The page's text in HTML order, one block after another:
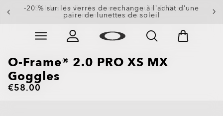
-20 % sur les verres de rechange à l’achat d’une
paire de lunettes de soleil
Slide 3 of 3. -20 % sur les verres de rechange à
O-Frame® 2.0 PRO XS MX
Goggles
€58.00